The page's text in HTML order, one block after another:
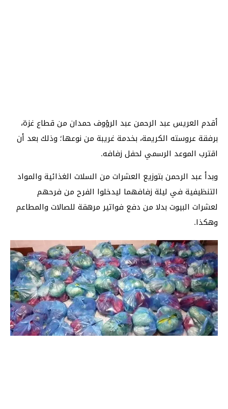
أقدم العريس عبد الرحمن عبد الرؤوف حمدان من قطاع غزة،
برفقة عروسته الكريمة، بخدمة غريبة من نوعها؛ وذلك بعد أن
اقترب الموعد الرسمي لحفل زفافه.
وبدأ عبد الرحمن بتوزيع العشرات من السلات الغذائية والمواد
التنظيفية في ليلة زفافهما ليدخلوا الفرح من فرحهم
لعشرات البيوت بدلا من دفع فواتير مرهقة للصالات والمطاعم
وهكذا.